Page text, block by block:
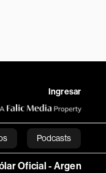
Ingresar
Podcasts
Argentina 1,498.9871